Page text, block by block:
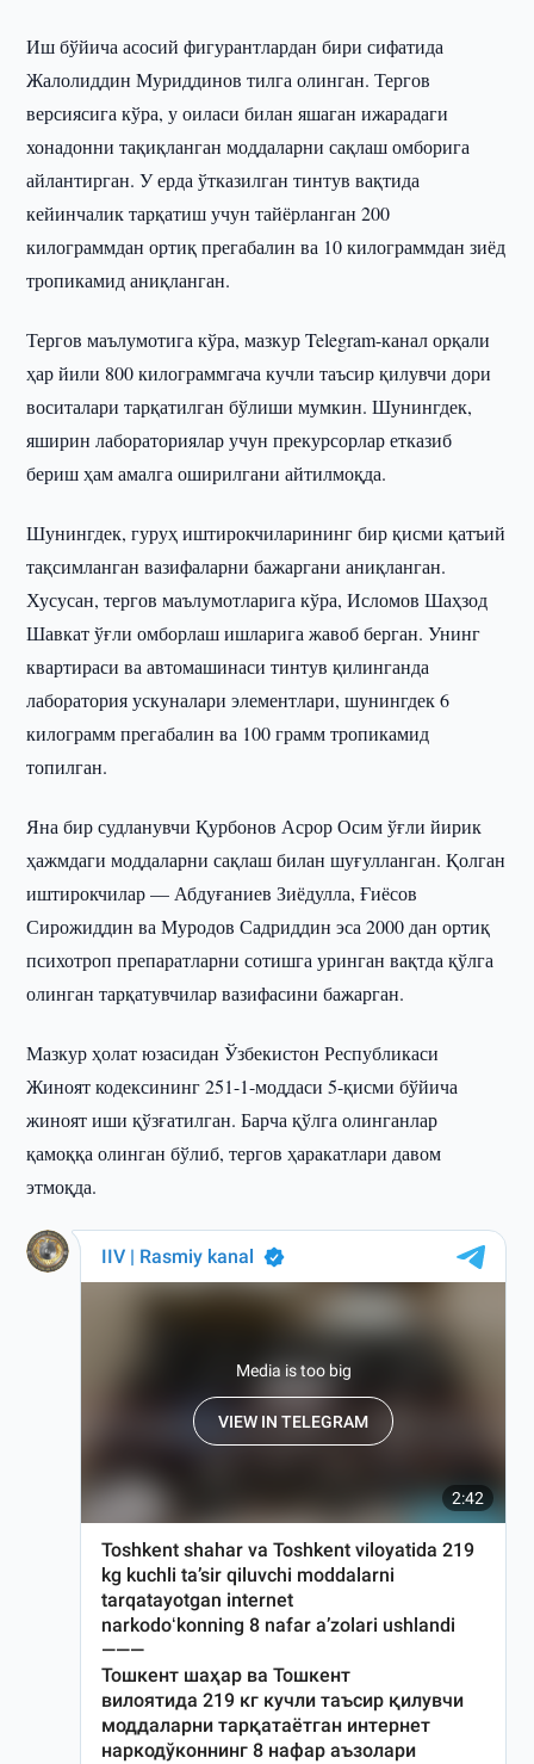
Иш бўйича асосий фигурантлардан бири сифатида
Жалолиддин Муриддинов тилга олинган. Тергов
версиясига кўра, у оиласи билан яшаган ижарадаги
хонадонни тақиқланган моддаларни сақлаш омборига
айлантирган. У ерда ўтказилган тинтув вақтида
кейинчалик тарқатиш учун тайёрланган 200
килограммдан ортиқ прегабалин ва 10 килограммдан зиёд
тропикамид аниқланган.
Тергов маълумотига кўра, мазкур Telegram-канал орқали
ҳар йили 800 килограммгача кучли таъсир қилувчи дори
воситалари тарқатилган бўлиши мумкин. Шунингдек,
яширин лабораториялар учун прекурсорлар етказиб
бериш ҳам амалга оширилгани айтилмоқда.
Шунингдек, гуруҳ иштирокчиларининг бир қисми қатъий
тақсимланган вазифаларни бажаргани аниқланган.
Хусусан, тергов маълумотларига кўра, Исломов Шаҳзод
Шавкат ўғли омборлаш ишларига жавоб берган. Унинг
квартираси ва автомашинаси тинтув қилинганда
лаборатория ускуналари элементлари, шунингдек 6
килограмм прегабалин ва 100 грамм тропикамид
топилган.
Яна бир судланувчи Қурбонов Асрор Осим ўғли йирик
ҳажмдаги моддаларни сақлаш билан шуғулланган. Қолган
иштирокчилар — Абдуғаниев Зиёдулла, Ғиёсов
Сирожиддин ва Муродов Садриддин эса 2000 дан ортиқ
психотроп препаратларни сотишга уринган вақтда қўлга
олинган тарқатувчилар вазифасини бажарган.
Мазкур ҳолат юзасидан Ўзбекистон Республикаси
Жиноят кодексининг 251-1-моддаси 5-қисми бўйича
жиноят иши қўзғатилган. Барча қўлга олинганлар
қамоққа олинган бўлиб, тергов ҳаракатлари давом
этмоқда.